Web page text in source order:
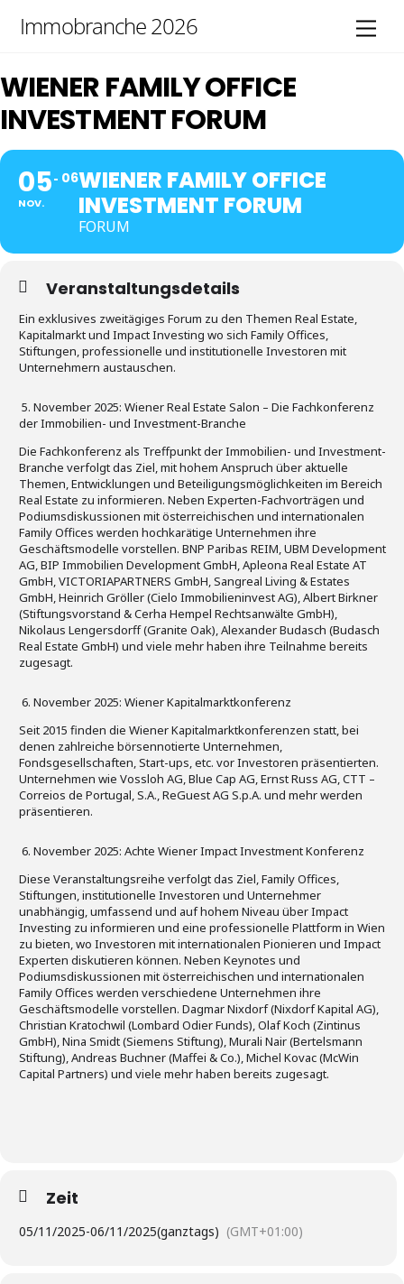
Immobranche 2026
WIENER FAMILY OFFICE
INVESTMENT FORUM
05
NOV.
06WIENER FAMILY OFFICE
INVESTMENT FORUM
FORUM
Veranstaltungsdetails
Ein exklusives zweitägiges Forum zu den Themen Real Estate,
Kapitalmarkt und Impact Investing wo sich Family Offices,
Stiftungen, professionelle und institutionelle Investoren mit
Unternehmern austauschen.
5. November 2025: Wiener Real Estate Salon – Die Fachkonferenz
der Immobilien- und Investment-Branche
Die Fachkonferenz als Treffpunkt der Immobilien- und Investment-
Branche verfolgt das Ziel, mit hohem Anspruch über aktuelle
Themen, Entwicklungen und Beteiligungsmöglichkeiten im Bereich
Real Estate zu informieren. Neben Experten-Fachvorträgen und
Podiumsdiskussionen mit österreichischen und internationalen
Family Offices werden hochkarätige Unternehmen ihre
Geschäftsmodelle vorstellen. BNP Paribas REIM, UBM Development
AG, BIP Immobilien Development GmbH, Apleona Real Estate AT
GmbH, VICTORIAPARTNERS GmbH, Sangreal Living & Estates
GmbH, Heinrich Gröller (Cielo Immobilieninvest AG), Albert Birkner
(Stiftungsvorstand & Cerha Hempel Rechtsanwälte GmbH),
Nikolaus Lengersdorff (Granite Oak), Alexander Budasch (Budasch
Real Estate GmbH) und viele mehr haben ihre Teilnahme bereits
zugesagt.
6. November 2025: Wiener Kapitalmarktkonferenz
Seit 2015 finden die Wiener Kapitalmarktkonferenzen statt, bei
denen zahlreiche börsennotierte Unternehmen,
Fondsgesellschaften, Start-ups, etc. vor Investoren präsentierten.
Unternehmen wie Vossloh AG, Blue Cap AG, Ernst Russ AG, CTT –
Correios de Portugal, S.A., ReGuest AG S.p.A. und mehr werden
präsentieren.
6. November 2025: Achte Wiener Impact Investment Konferenz
Diese Veranstaltungsreihe verfolgt das Ziel, Family Offices,
Stiftungen, institutionelle Investoren und Unternehmer
unabhängig, umfassend und auf hohem Niveau über Impact
Investing zu informieren und eine professionelle Plattform in Wien
zu bieten, wo Investoren mit internationalen Pionieren und Impact
Experten diskutieren können. Neben Keynotes und
Podiumsdiskussionen mit österreichischen und internationalen
Family Offices werden verschiedene Unternehmen ihre
Geschäftsmodelle vorstellen. Dagmar Nixdorf (Nixdorf Kapital AG),
Christian Kratochwil (Lombard Odier Funds), Olaf Koch (Zintinus
GmbH), Nina Smidt (Siemens Stiftung), Murali Nair (Bertelsmann
Stiftung), Andreas Buchner (Maffei & Co.), Michel Kovac (McWin
Capital Partners) und viele mehr haben bereits zugesagt.
Zeit
05/11/2025-06/11/2025(ganztags) (GMT+01:00)